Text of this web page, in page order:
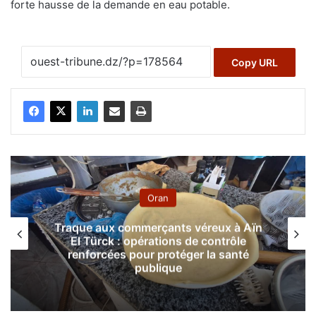
forte hausse de la demande en eau potable.
Copy URL
Oran
Traque aux commerçants véreux à Aïn
El Türck : opérations de contrôle
renforcées pour protéger la santé
publique